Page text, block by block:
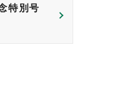
特別号